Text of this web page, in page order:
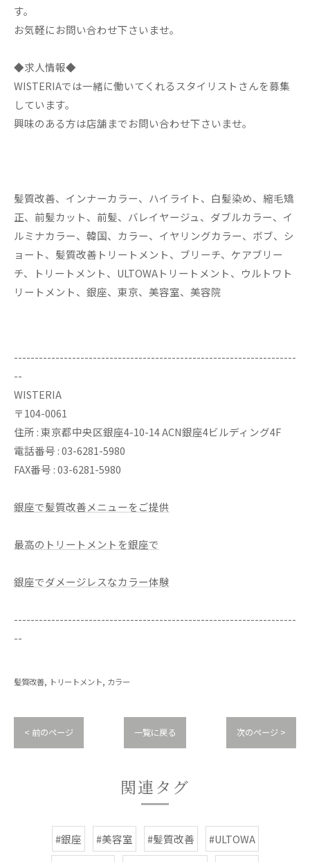
す。
お気軽にお問い合わせ下さいませ。
◆求人情報◆
WISTERIAでは一緒に働いてくれるスタイリストさんを募集
しています。
興味のある方は店舗までお問い合わせ下さいませ。
髪質改善、インナーカラー、ハイライト、白髪染め、縮毛矯
正、前髪カット、前髪、バレイヤージュ、ダブルカラー、イ
ルミナカラー、韓国、カラー、イヤリングカラー、ボブ、シ
ョート、髪質改善トリートメント、ブリーチ、ケアブリー
チ、トリートメント、ULTOWAトリートメント、ウルトワト
リートメント、銀座、東京、美容室、美容院
--------------------------------------------------------------------
--
WISTERIA
〒104-0061
住所 : 東京都中央区銀座4-10-14 ACN銀座4ビルディング4F
電話番号 : 03-6281-5980
FAX番号 : 03-6281-5980
銀座で髪質改善メニューをご提供
最高のトリートメントを銀座で
銀座でダメージレスなカラー体験
--------------------------------------------------------------------
--
髪質改善 トリートメント カラー
< 前のページ 一覧に戻る 次のページ >
関連タグ
#銀座 #美容室 #髪質改善
#ULTOWA